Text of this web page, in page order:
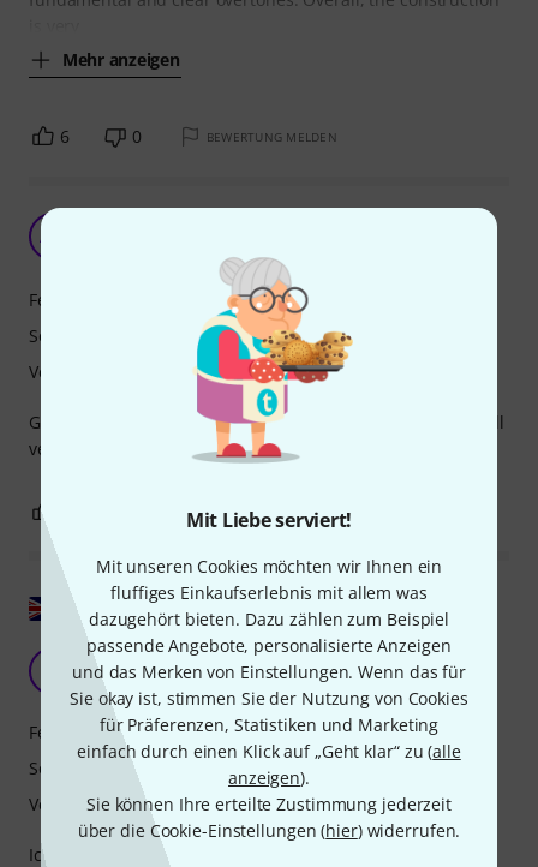
Mit Liebe serviert!
Mit unseren Cookies möchten wir Ihnen ein
fluffiges Einkaufserlebnis mit allem was
dazugehört bieten. Dazu zählen zum Beispiel
passende Angebote, personalisierte Anzeigen
und das Merken von Einstellungen. Wenn das für
Sie okay ist, stimmen Sie der Nutzung von Cookies
für Präferenzen, Statistiken und Marketing
einfach durch einen Klick auf „Geht klar“ zu (alle
anzeigen).
Sie können Ihre erteilte Zustimmung jederzeit
über die Cookie-Einstellungen (hier) widerrufen.
Mehr anzeigen
6 0 BEWERTUNG MELDEN
AM
Gut bespielbarer Siebensaiter, der hervorragend klingt. Toll
verarbeitet und auch optisch sehr ansprechend.
Features
Sound
Verarbeitung
BEWERTUNG MELDEN
Original zeigen
DiogoMelo 09.04.2019
Ich habe mir fast ein Jahrzehnt lang einen 7-Saiter-Bass
Features
Sound
Verarbeitung